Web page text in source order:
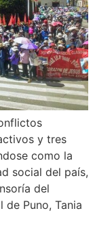
y tres
como la
social del país,
del
de Puno, Tania